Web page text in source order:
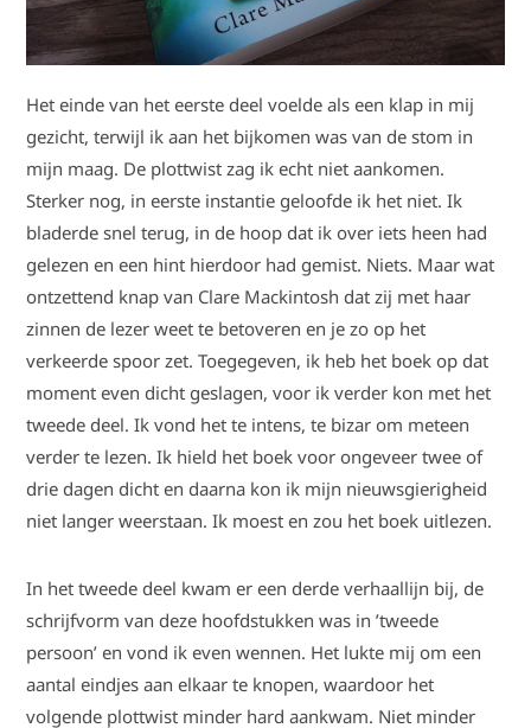
Het einde van het eerste deel voelde als een klap in mij
gezicht, terwijl ik aan het bijkomen was van de stom in
mijn maag. De plottwist zag ik echt niet aankomen.
Sterker nog, in eerste instantie geloofde ik het niet. Ik
bladerde snel terug, in de hoop dat ik over iets heen had
gelezen en een hint hierdoor had gemist. Niets. Maar wat
ontzettend knap van Clare Mackintosh dat zij met haar
zinnen de lezer weet te betoveren en je zo op het
verkeerde spoor zet. Toegegeven, ik heb het boek op dat
moment even dicht geslagen, voor ik verder kon met het
tweede deel. Ik vond het te intens, te bizar om meteen
verder te lezen. Ik hield het boek voor ongeveer twee of
drie dagen dicht en daarna kon ik mijn nieuwsgierigheid
niet langer weerstaan. Ik moest en zou het boek uitlezen.
In het tweede deel kwam er een derde verhaallijn bij, de
schrijfvorm van deze hoofdstukken was in ’tweede
persoon’ en vond ik even wennen. Het lukte mij om een
aantal eindjes aan elkaar te knopen, waardoor het
volgende plottwist minder hard aankwam. Niet minder